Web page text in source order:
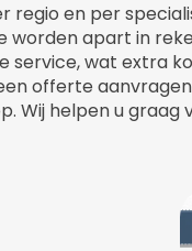
regio en per
worden apart in
service, wat extra
offerte
Wij helpen u graag